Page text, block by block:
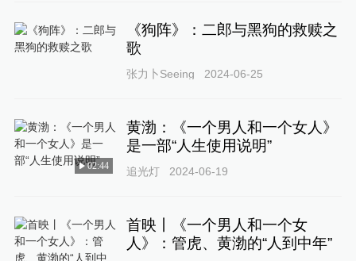
《狗阵》：二郎与黑狗的救赎之
歌
张力卜Seeing 2024-06-25
02:44
黄渤：《一个男人和一个女人》
是一部“人生使用说明”
追光灯 2024-06-19
首映丨《一个男人和一个女
人》：管虎、黄渤的“人到中年”